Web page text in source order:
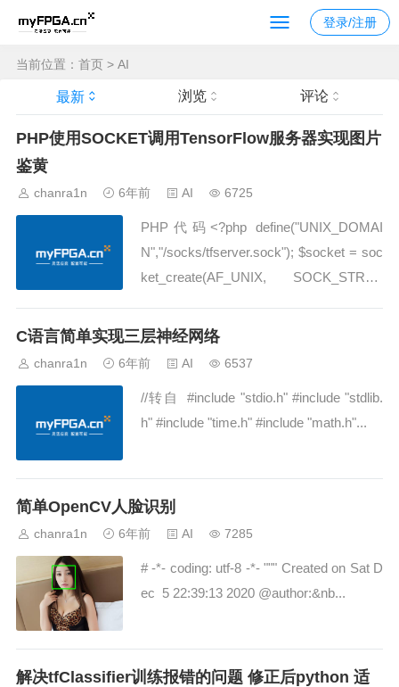
登录/注册
当前位置： 首页 > AI
最新 浏览 评论
PHP使用SOCKET调用TensorFlow服务器实现图片
鉴黄
chanra1n 6年前 AI 6725
PHP代码<?php define("UNIX_DOMAI
N","/socks/tfserver.sock"); $socket = soc
ket_create(AF_UNIX, SOCK_STREA
C语言简单实现三层神经网络
chanra1n 6年前 AI 6537
//转自 #include "stdio.h" #include "stdlib.
h" #include "time.h" #include "math.h"...
简单OpenCV人脸识别
chanra1n 6年前 AI 7285
# -*- coding: utf-8 -*- """ Created on Sat D
ec 5 22:39:13 2020 @author:&nb...
解决tfClassifier训练报错的问题 修正后python 适